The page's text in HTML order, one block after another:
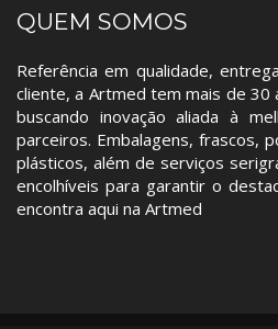
QUEM SOMOS
Referência em qualidade,
cliente, a Artmed tem mais de 30
buscando inovação aliada à
parceiros. Embalagens, frascos,
plásticos, além de serviços
encolhíveis para garantir o
encontra aqui na Artmed